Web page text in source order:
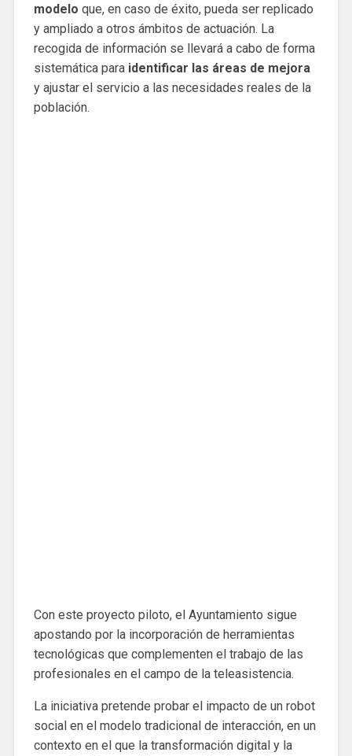
modelo que, en caso de éxito, pueda ser replicado
y ampliado a otros ámbitos de actuación. La
recogida de información se llevará a cabo de forma
sistemática para identificar las áreas de mejora
y ajustar el servicio a las necesidades reales de la
población.
Con este proyecto piloto, el Ayuntamiento sigue
apostando por la incorporación de herramientas
tecnológicas que complementen el trabajo de las
profesionales en el campo de la teleasistencia.
La iniciativa pretende probar el impacto de un robot
social en el modelo tradicional de interacción, en un
contexto en el que la transformación digital y la